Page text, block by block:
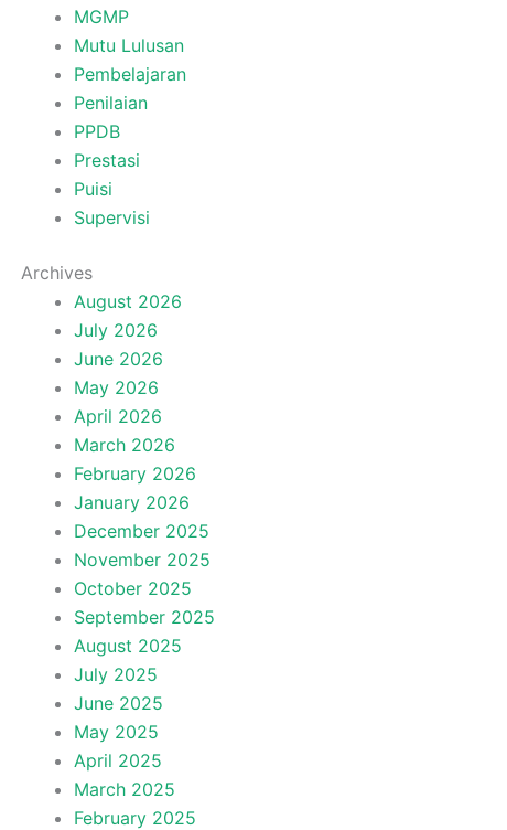
MGMP
Mutu Lulusan
Pembelajaran
Penilaian
PPDB
Prestasi
Puisi
Supervisi
Archives
August 2026
July 2026
June 2026
May 2026
April 2026
March 2026
February 2026
January 2026
December 2025
November 2025
October 2025
September 2025
August 2025
July 2025
June 2025
May 2025
April 2025
March 2025
February 2025